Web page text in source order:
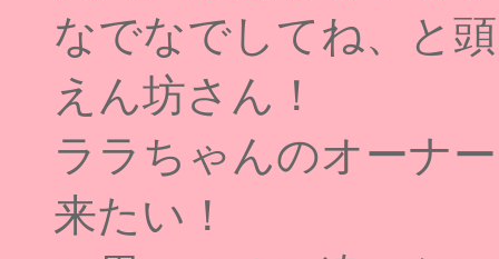
なでなでしてね、と
えん坊さん！
ララちゃんのオーナ
来たい！